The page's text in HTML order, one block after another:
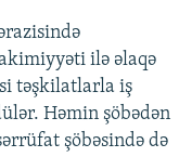
ilə əlaqə
təşkilatlarla iş
Həmin şöbədən
şöbəsində də